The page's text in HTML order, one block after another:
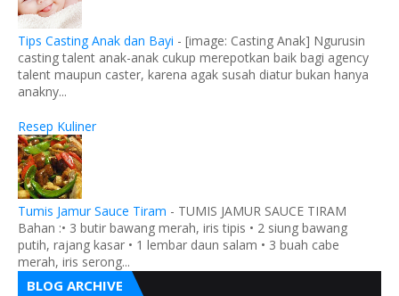
Tips Casting Anak dan Bayi - [image: Casting Anak] Ngurusin
casting talent anak-anak cukup merepotkan baik bagi agency
talent maupun caster, karena agak susah diatur bukan hanya
anakny...
Resep Kuliner
Tumis Jamur Sauce Tiram - TUMIS JAMUR SAUCE TIRAM
Bahan :• 3 butir bawang merah, iris tipis • 2 siung bawang
putih, rajang kasar • 1 lembar daun salam • 3 buah cabe
merah, iris serong...
BLOG ARCHIVE